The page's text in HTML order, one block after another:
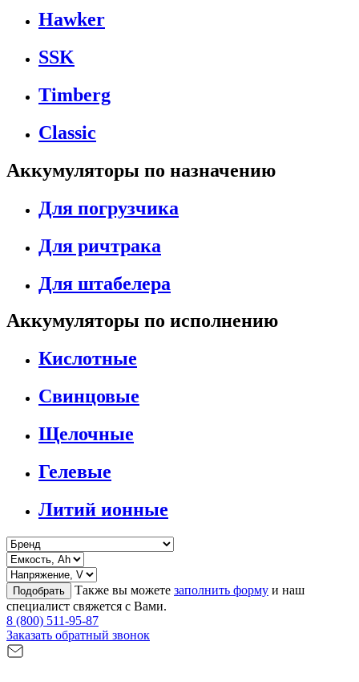
Hawker
SSK
Timberg
Classic
Аккумуляторы по назначению
Для погрузчика
Для ричтрака
Для штабелера
Аккумуляторы по исполнению
Кислотные
Свинцовые
Щелочные
Гелевые
Литий ионные
Подобрать Также вы можете заполнить форму и наш
специалист свяжется с Вами.
8 (800) 511-95-87
Заказать обратный звонок